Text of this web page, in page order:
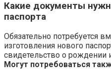
Какие документы
паспорта
Обязательно потребуется
изготовления нового
свидетельство о рождении
Могут потребоваться